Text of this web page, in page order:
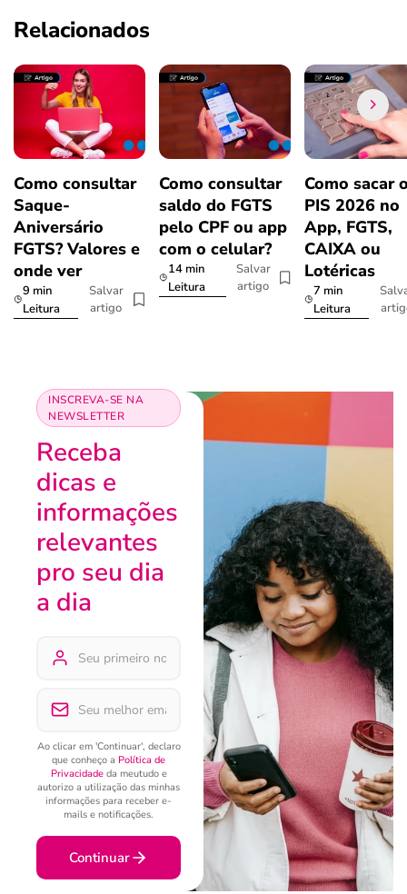
Relacionados
Como consultar
Saque-
Aniversário
FGTS? Valores e
onde ver
9 min
Leitura
Salvar
artigo
Como consultar
saldo do FGTS
pelo CPF ou app
com o celular?
14 min
Leitura
Salvar
artigo
Como sacar
PIS 2026 no
App, FGTS,
CAIXA ou
Lotéricas
7 min
Leitura
INSCREVA-SE NA
NEWSLETTER
Receba
dicas e
informações
relevantes
pro seu dia
a dia
Ao clicar em 'Continuar', declaro
que conheço a Política de
Privacidadeda meutudo e
autorizo a utilização das minhas
informações para receber e-
mails e notificações.
Continuar